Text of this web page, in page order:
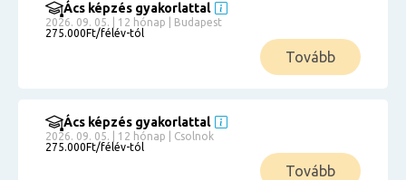
Ács képzés gyakorlattal
2026. 09. 05. | 12 hónap | Budapest
275.000Ft/félév-tól
Tovább
Ács képzés gyakorlattal
2026. 09. 05. | 12 hónap | Csolnok
275.000Ft/félév-tól
Tovább